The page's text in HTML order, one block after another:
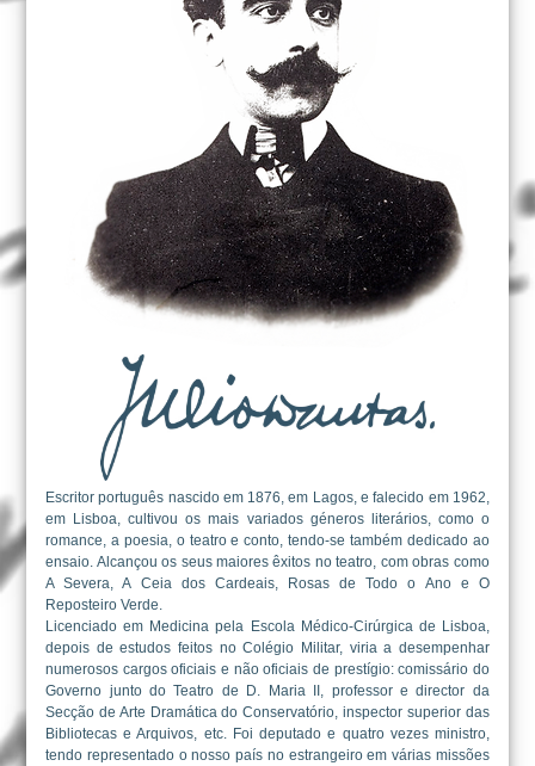
Escritor português nascido em 1876, em Lagos, e falecido em 1962,
em Lisboa, cultivou os mais variados géneros literários, como o
romance, a poesia, o teatro e conto, tendo-se também dedicado ao
ensaio. Alcançou os seus maiores êxitos no teatro, com obras como
A Severa, A Ceia dos Cardeais, Rosas de Todo o Ano e O
Reposteiro Verde.
Licenciado em Medicina pela Escola Médico-Cirúrgica de Lisboa,
depois de estudos feitos no Colégio Militar, viria a desempenhar
numerosos cargos oficiais e não oficiais de prestígio: comissário do
Governo junto do Teatro de D. Maria II, professor e director da
Secção de Arte Dramática do Conservatório, inspector superior das
Bibliotecas e Arquivos, etc. Foi deputado e quatro vezes ministro,
tendo representado o nosso país no estrangeiro em várias missões